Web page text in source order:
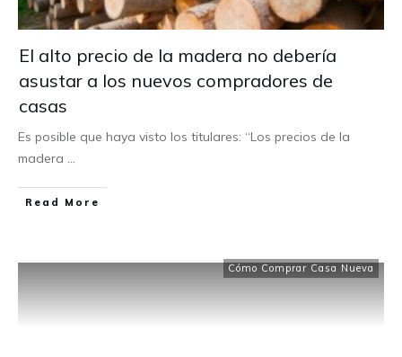
El alto precio de la madera no debería
asustar a los nuevos compradores de
casas
Es posible que haya visto los titulares: “Los precios de la
madera ...
Read More
Cómo Comprar Casa Nueva